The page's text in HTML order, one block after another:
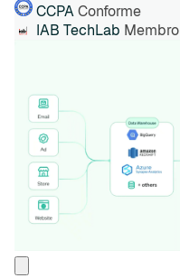
CCPAConforme
IAB TechLab Membro